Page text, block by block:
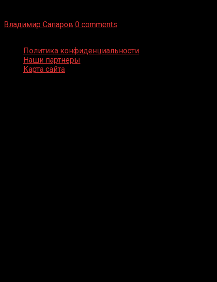
Владимир Сапаров 0 comments
Политика конфиденциальности
Наши партнеры
Карта сайта